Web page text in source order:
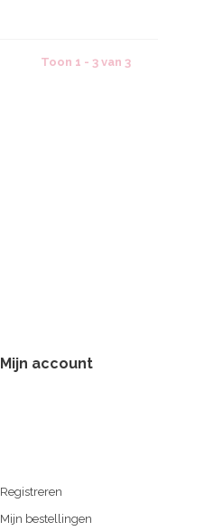
Toon 1 - 3 van 3
Mijn account
Registreren
Mijn bestellingen